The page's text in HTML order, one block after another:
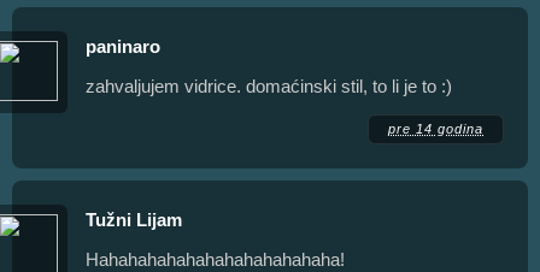
paninaro
zahvaljujem vidrice. domaćinski stil, to li je to :)
pre 14 godina
Tužni Lijam
Hahahahahahahahahahahahaha!